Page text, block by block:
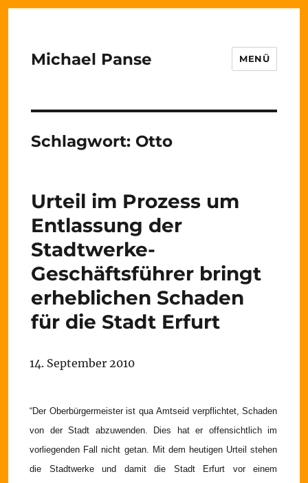
Michael Panse MENÜ
Schlagwort: Otto
Urteil im Prozess um
Entlassung der
Stadtwerke-
Geschäftsführer bringt
erheblichen Schaden
für die Stadt Erfurt
14. September 2010
“Der Oberbürgermeister ist qua Amtseid verpflichtet, Schaden
von der Stadt abzuwenden. Dies hat er offensichtlich im
vorliegenden Fall nicht getan. Mit dem heutigen Urteil stehen
die Stadtwerke und damit die Stadt Erfurt vor einem